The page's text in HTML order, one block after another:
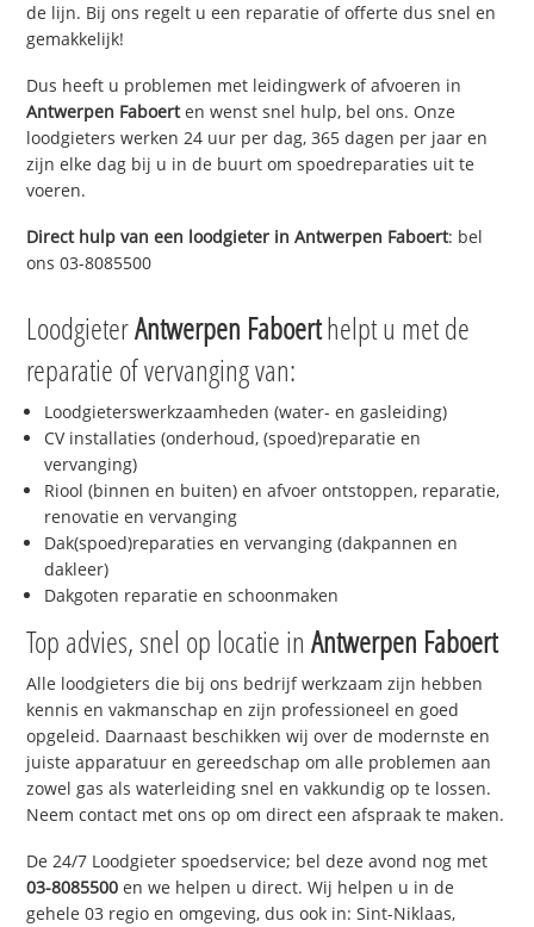
de lijn. Bij ons regelt u een reparatie of offerte dus snel en
gemakkelijk!
Dus heeft u problemen met leidingwerk of afvoeren in
Antwerpen Faboerten wenst snel hulp, bel ons. Onze
loodgieters werken 24 uur per dag, 365 dagen per jaar en
zijn elke dag bij u in de buurt om spoedreparaties uit te
voeren.
Direct hulp van een loodgieter inAntwerpen Faboert: bel
ons 03-8085500
LoodgieterAntwerpen Faboerthelpt u met de
reparatie of vervanging van:
Loodgieterswerkzaamheden (water- en gasleiding)
CV installaties (onderhoud, (spoed)reparatie en
vervanging)
Riool (binnen en buiten) en afvoer ontstoppen, reparatie,
renovatie en vervanging
Dak(spoed)reparaties en vervanging (dakpannen en
dakleer)
Dakgoten reparatie en schoonmaken
Top advies, snel op locatie inAntwerpen Faboert
Alle loodgieters die bij ons bedrijf werkzaam zijn hebben
kennis en vakmanschap en zijn professioneel en goed
opgeleid. Daarnaast beschikken wij over de modernste en
juiste apparatuur en gereedschap om alle problemen aan
zowel gas als waterleiding snel en vakkundig op te lossen.
Neem contact met ons op om direct een afspraak te maken.
De 24/7 Loodgieter spoedservice; bel deze avond nog met
03-8085500 en we helpen u direct. Wij helpen u in de
gehele 03 regio en omgeving, dus ook in: Sint-Niklaas,